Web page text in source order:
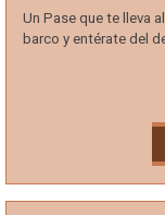
Un Pase que te lleva
barco y entérate del